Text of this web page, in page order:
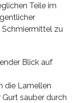
Teile im
Schmiermittel zu
Blick auf
die Lamellen
sauber durch